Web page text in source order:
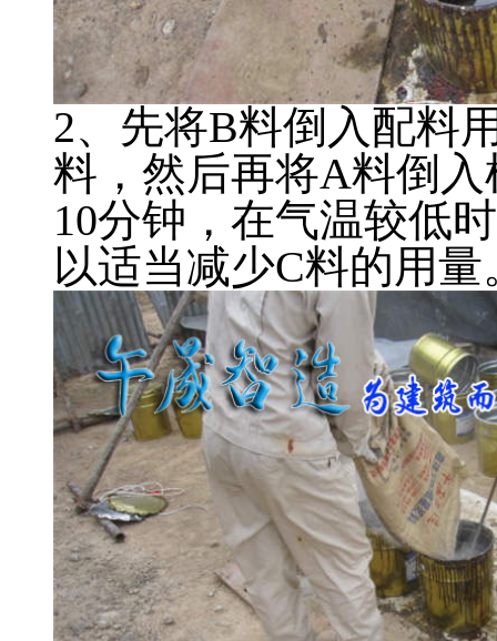
2、先将B料倒入配料
料，然后再将A料倒
10分钟，在气温较低
以适当减少C料的用量